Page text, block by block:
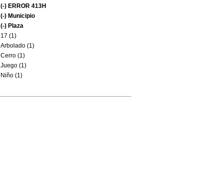
(-) ERROR 413H
(-) Municipio
(-) Plaza
17 (1)
Arbolado (1)
Cerro (1)
Juego (1)
Niño (1)